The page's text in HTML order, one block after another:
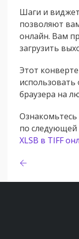
Шаги и
позволяют
онлайн. Вам
загрузить
Этот
браузера на
по следующей
XLSB в TIFF